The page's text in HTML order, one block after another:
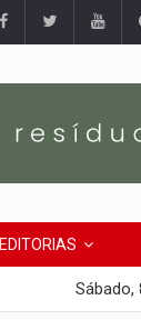
EDITORIAS
Sábado,